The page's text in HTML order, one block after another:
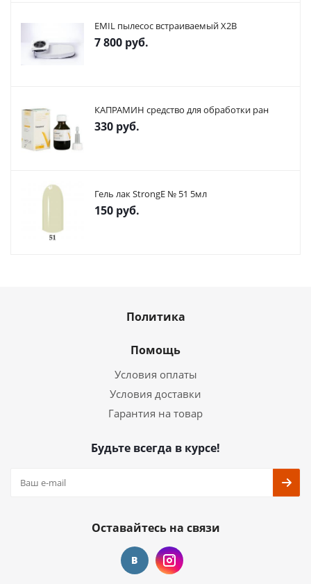
EMIL пылесос встраиваемый X2В
7 800 руб.
КАПРАМИН средство для обработки ран
330 руб.
Гель лак StrongE № 51 5мл
150 руб.
Политика
Помощь
Условия оплаты
Условия доставки
Гарантия на товар
Будьте всегда в курсе!
Оставайтесь на связи